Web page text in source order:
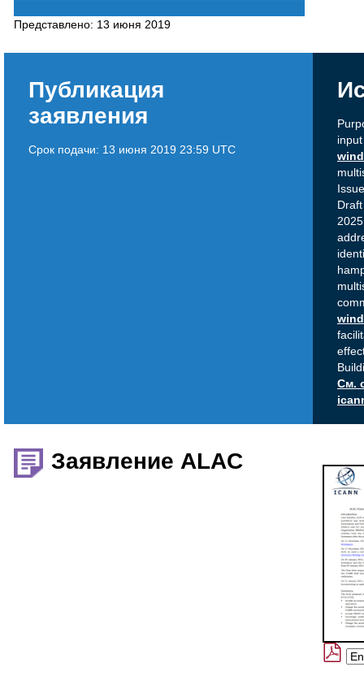
Представлено: 13 июня 2019
Публикация
заявления
Срок подачи: 13 июня 2019 23:59 UTC
См.
Заявление ALAC